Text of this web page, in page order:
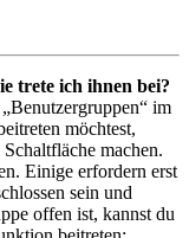
trete ich ihnen bei?
im
möchtest,
machen.
Einige erfordern erst
sein und
offen ist, kannst du